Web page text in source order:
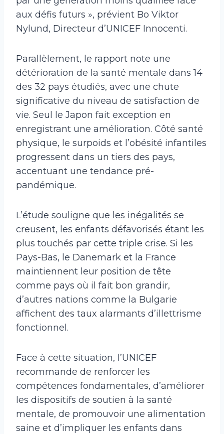
aux défis futurs », prévient Bo Viktor
Nylund, Directeur d’UNICEF Innocenti.
Parallèlement, le rapport note une
détérioration de la santé mentale dans 14
des 32 pays étudiés, avec une chute
significative du niveau de satisfaction de
vie. Seul le Japon fait exception en
enregistrant une amélioration. Côté santé
physique, le surpoids et l’obésité infantiles
progressent dans un tiers des pays,
accentuant une tendance pré-
pandémique.
L’étude souligne que les inégalités se
creusent, les enfants défavorisés étant les
plus touchés par cette triple crise. Si les
Pays-Bas, le Danemark et la France
maintiennent leur position de tête
comme pays où il fait bon grandir,
d’autres nations comme la Bulgarie
affichent des taux alarmants d’illettrisme
fonctionnel.
Face à cette situation, l’UNICEF
recommande de renforcer les
compétences fondamentales, d’améliorer
les dispositifs de soutien à la santé
mentale, de promouvoir une alimentation
saine et d’impliquer les enfants dans